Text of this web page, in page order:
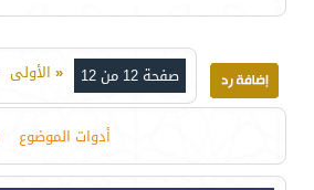
صفحة 12 من 12 « الأولى
أدوات الموضوع